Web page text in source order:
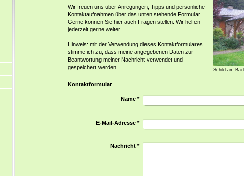
Schild am
Wir freuen uns über Anregungen, Tipps und persönliche
Kontaktaufnahmen über das unten stehende Formular.
Gerne können Sie hier auch Fragen stellen. Wir helfen
jederzeit gerne weiter.
Hinweis: mit der Verwendung dieses Kontaktformulares
stimme ich zu, dass meine angegebenen Daten zur
Beantwortung meiner Nachricht verwendet und
gespeichert werden.
Kontaktformular
Name *
E-Mail-Adresse *
Nachricht *